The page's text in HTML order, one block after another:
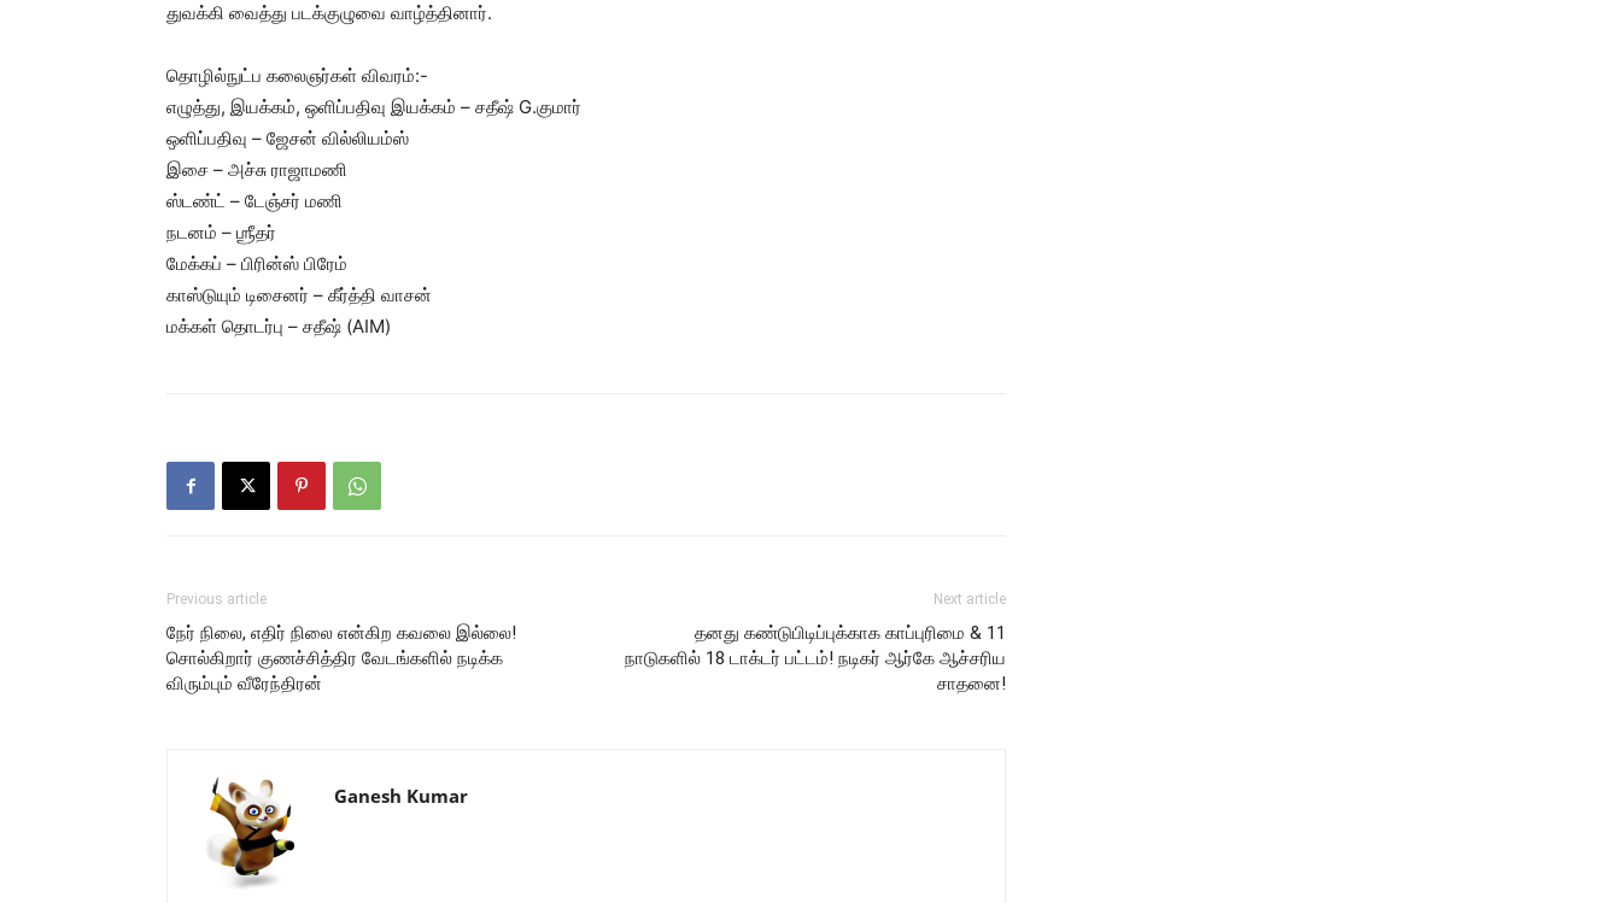
துவக்கி வைத்து படக்குழுவை வாழ்த்தினார்.
தொழில்நுட்ப கலைஞர்கள் விவரம்:-
எழுத்து, இயக்கம், ஒளிப்பதிவு இயக்கம் – சதீஷ் G.குமார்
ஒளிப்பதிவு – ஜேசன் வில்லியம்ஸ்
இசை – அச்சு ராஜாமணி
ஸ்டண்ட் – டேஞ்சர் மணி
நடனம் – ஶ்ரீதர்
மேக்கப் – பிரின்ஸ் பிரேம்
காஸ்டுயும் டிசைனர் – கீர்த்தி வாசன்
மக்கள் தொடர்பு – சதீஷ் (AIM)
Previous article
நேர் நிலை, எதிர் நிலை என்கிற கவலை இல்லை!
சொல்கிறார் குணச்சித்திர வேடங்களில் நடிக்க
விரும்பும் வீரேந்திரன்
Next article
தனது கண்டுபிடிப்புக்காக காப்புரிமை & 11
நாடுகளில் 18 டாக்டர் பட்டம்! நடிகர் ஆர்கே ஆச்சரிய
சாதனை!
Ganesh Kumar